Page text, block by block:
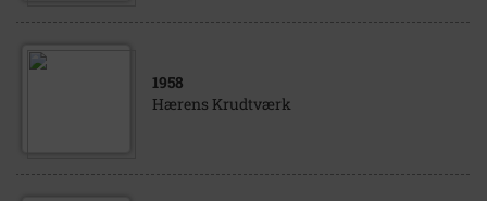
1958
Hærens Krudtværk